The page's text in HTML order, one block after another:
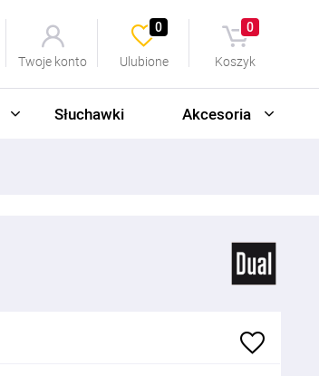
Twoje konto Ulubione
0
Koszyk
0
Słuchawki Akcesoria